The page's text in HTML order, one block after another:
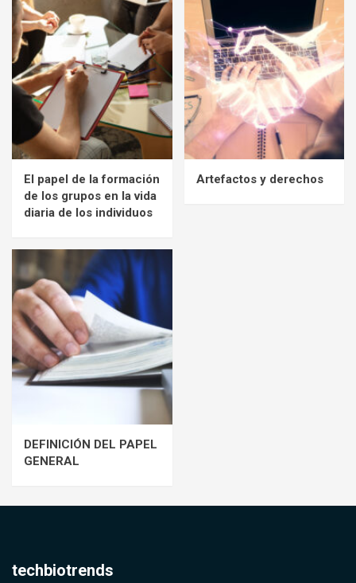
El papel de la formación
de los grupos en la vida
diaria de los individuos
Artefactos y derechos
DEFINICIÓN DEL PAPEL
GENERAL
techbiotrends